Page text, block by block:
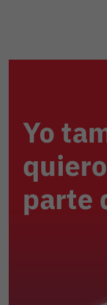
Yo
parte